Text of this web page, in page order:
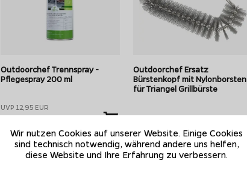
Outdoorchef Trennspray -
Pflegespray 200 ml
UVP 12,95 EUR
58,30 EUR pro Liter
auf Lager - Lieferzeit ca. 1-
Outdoorchef Ersatz
Bürstenkopf mit Nylonborsten
für Triangel Grillbürste
12,56 EUR
auf Lager - Lieferzeit ca. 1-
Wir nutzen Cookies auf unserer Website. Einige Cookies
sind technisch notwendig, während andere uns helfen,
diese Website und Ihre Erfahrung zu verbessern.